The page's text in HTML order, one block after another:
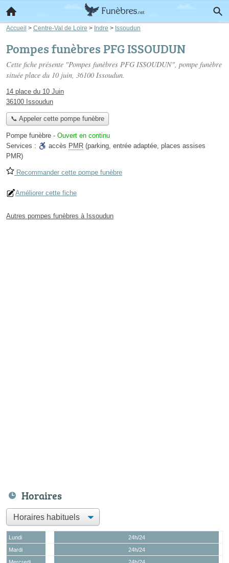
Accueil > Centre-Val de Loire > Indre > Issoudun
Pompes funèbres PFG ISSOUDUN
Cette fiche présente "Pompes funèbres PFG ISSOUDUN", pompe funèbre
située place du 10 juin, 36100 Issoudun.
14 place du 10 Juin
36100 Issoudun
📞 Appeler cette pompe funèbre
Pompe funèbre - Ouvert en continu
Services :
accès PMR (parking, entrée adaptée, places assises
PMR)
Recommander cette pompe funèbre
Améliorer cette fiche
Autres pompes funèbres à Issoudun
Horaires
Lundi
24h/24
Mardi
24h/24
Mercredi
24h/24